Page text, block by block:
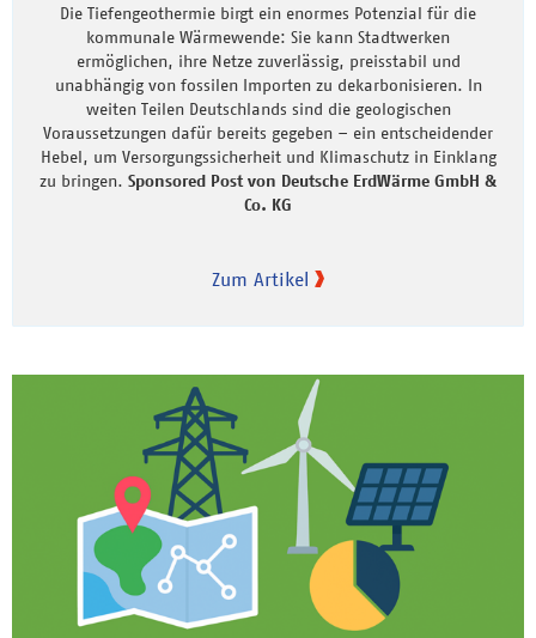
Die Tiefengeothermie birgt ein enormes Potenzial für die
kommunale Wärmewende: Sie kann Stadtwerken
ermöglichen, ihre Netze zuverlässig, preisstabil und
unabhängig von fossilen Importen zu dekarbonisieren. In
weiten Teilen Deutschlands sind die geologischen
Voraussetzungen dafür bereits gegeben – ein entscheidender
Hebel, um Versorgungssicherheit und Klimaschutz in Einklang
zu bringen. Sponsored Post von Deutsche ErdWärme GmbH &
Co. KG
Zum Artikel